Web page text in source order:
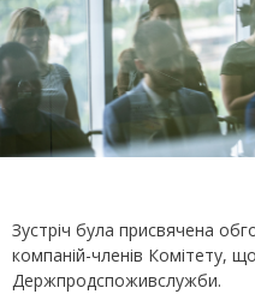
Зустріч була присвячена
компаній-членів Комітету,
Держпродспоживслужби.